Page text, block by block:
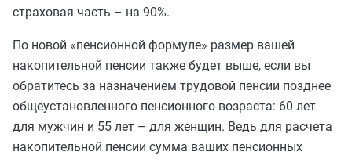
страховая часть – на 90%.
По новой «пенсионной формуле» размер вашей
накопительной пенсии также будет выше, если вы
обратитесь за назначением трудовой пенсии позднее
общеустановленного пенсионного возраста: 60 лет
для мужчин и 55 лет – для женщин. Ведь для расчета
накопительной пенсии сумма ваших пенсионных